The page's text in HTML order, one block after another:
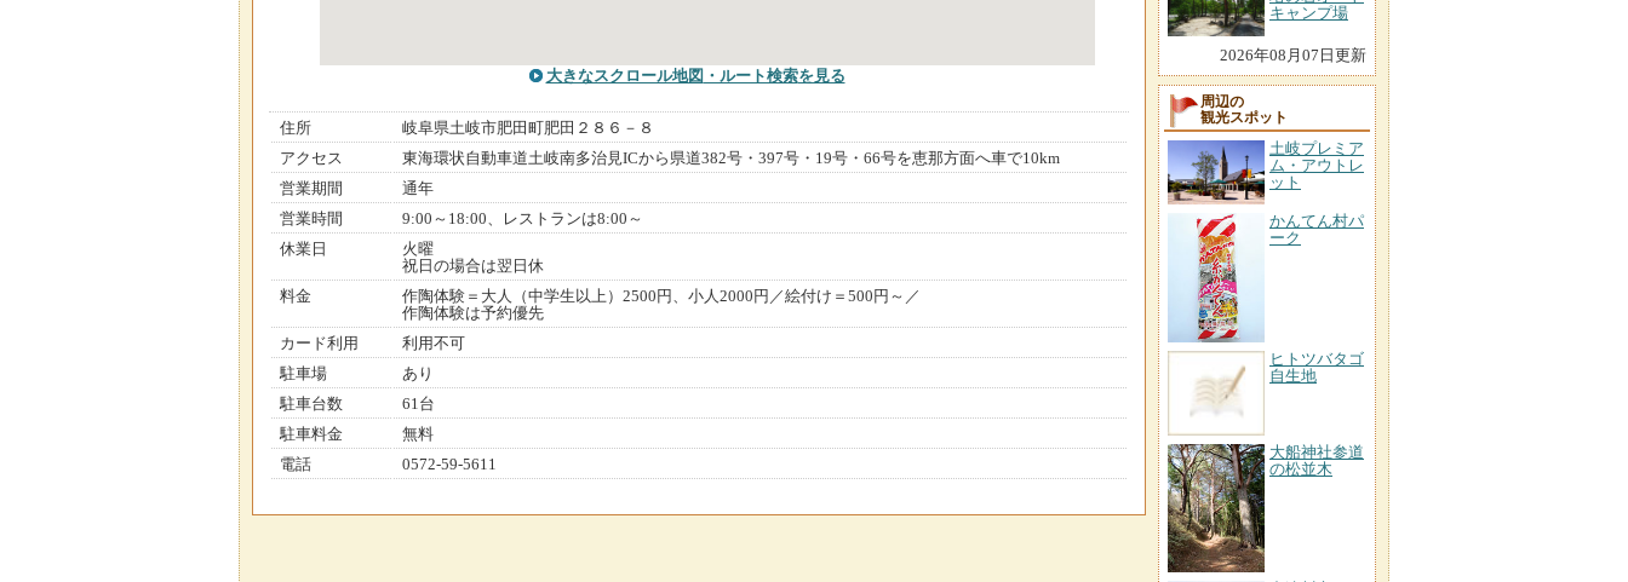
大きなスクロール地図 ・ルート検索を見る
住所
岐阜県土岐市肥田町肥田２８６－８
アクセス
東海環状自動車道土岐南多治見ICから県道382号・397号・19号・66号を恵那方面へ車で10km
営業期間
通年
営業時間
9:00～18:00、レストランは8:00～
休業日
火曜
祝日の場合は翌日休
料金
作陶体験＝大人（中学生以上）2500円、小人2000円／絵付け＝500円～／
作陶体験は予約優先
カード利用
利用不可
駐車場
あり
駐車台数
61台
駐車料金
無料
電話
0572-59-5611
キャンプ場
2026年08月07日更新
周辺の
観光スポット
土岐プレミア
ム・アウトレ
ット
かんてん村パ
ーク
ヒトツバタゴ
自生地
大船神社参道
の松並木